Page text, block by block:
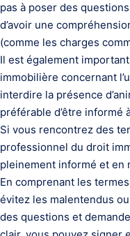
pas à poser des
d’avoir une
(comme les charges
Il est également
immobilière concernant
interdire la présence
préférable d’être informé
Si vous rencontrez des
professionnel du droit
pleinement informé et en
En comprenant les
évitez les malentendus
des questions et